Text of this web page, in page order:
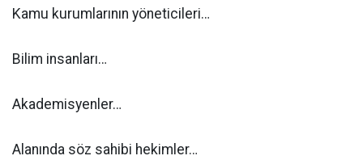
Kamu kurumlarının yöneticileri…
Bilim insanları…
Akademisyenler…
Alanında söz sahibi hekimler…